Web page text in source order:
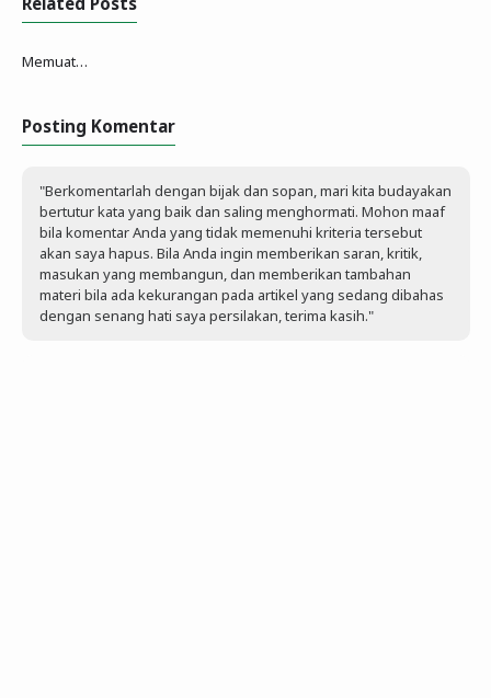
Memuat…
Posting Komentar
"Berkomentarlah dengan bijak dan sopan, mari kita budayakan
bertutur kata yang baik dan saling menghormati. Mohon maaf
bila komentar Anda yang tidak memenuhi kriteria tersebut
akan saya hapus. Bila Anda ingin memberikan saran, kritik,
masukan yang membangun, dan memberikan tambahan
materi bila ada kekurangan pada artikel yang sedang dibahas
dengan senang hati saya persilakan, terima kasih."